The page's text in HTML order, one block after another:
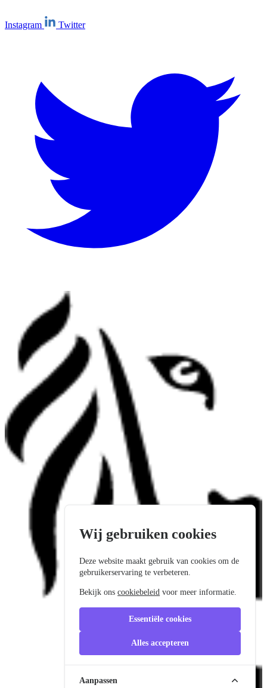
Instagram Twitter
Wij gebruiken cookies
Deze website maakt gebruik van cookies om de
gebruikerservaring te verbeteren.
Bekijk onscookiebeleid voor meer informatie.
Essentiële cookies
Alles accepteren
Aanpassen